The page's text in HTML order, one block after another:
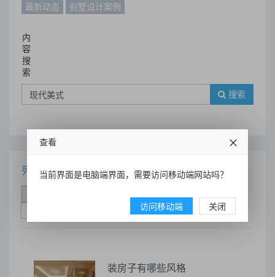
最新动态
别墅设计案例
内
容
搜
索
搜索
列表
装房子有哪些风格
查看
当前界面是电脑端界面，需要访问移动端网站吗？
访问移动端 关闭